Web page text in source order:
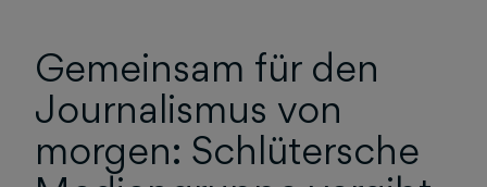
Gemeinsam für den
Journalismus von
morgen: Schlütersche